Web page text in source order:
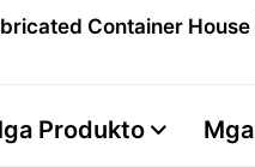
Container
Produkto